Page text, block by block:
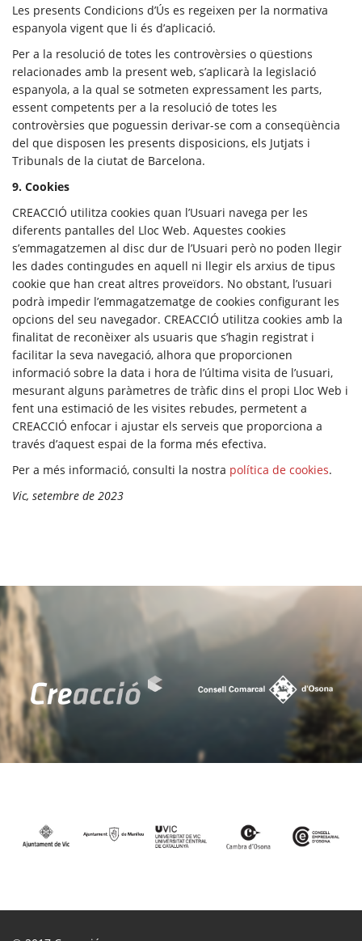
Les presents Condicions d’Ús es regeixen per la normativa
espanyola vigent que li és d’aplicació.
Per a la resolució de totes les controvèrsies o qüestions
relacionades amb la present web, s’aplicarà la legislació
espanyola, a la qual se sotmeten expressament les parts,
essent competents per a la resolució de totes les
controvèrsies que poguessin derivar-se com a conseqüència
del que disposen les presents disposicions, els Jutjats i
Tribunals de la ciutat de Barcelona.
9. Cookies
CREACCIÓ utilitza cookies quan l’Usuari navega per les
diferents pantalles del Lloc Web. Aquestes cookies
s’emmagatzemen al disc dur de l’Usuari però no poden llegir
les dades contingudes en aquell ni llegir els arxius de tipus
cookie que han creat altres proveïdors. No obstant, l’usuari
podrà impedir l’emmagatzematge de cookies configurant les
opcions del seu navegador. CREACCIÓ utilitza cookies amb la
finalitat de reconèixer als usuaris que s’hagin registrat i
facilitar la seva navegació, alhora que proporcionen
informació sobre la data i hora de l’última visita de l’usuari,
mesurant alguns paràmetres de tràfic dins el propi Lloc Web i
fent una estimació de les visites rebudes, permetent a
CREACCIÓ enfocar i ajustar els serveis que proporciona a
través d’aquest espai de la forma més efectiva.
Per a més informació, consulti la nostra política de cookies.
Vic, setembre de 2023